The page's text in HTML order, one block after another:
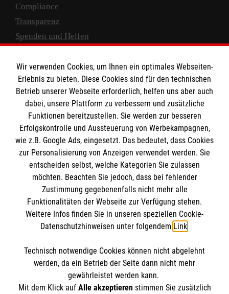
Compliance
Transparenz
Spenden und Helfen
Empfänger: Malteser Hilfsdienst e.V.
IBAN: DE10 3706 0120 1201 2000 12
BIC: GENODED 1PA7
Newsletter abonnieren
Cookies verwalten|AGB|Impressum|Datenschutz
Barrierefreiheit |Kontakt| Sharepoint|Mediathek
Wir verwenden Cookies, um Ihnen ein optimales Webseiten-
Erlebnis zu bieten. Diese Cookies sind für den technischen
Betrieb unserer Webseite erforderlich, helfen uns aber auch
dabei, unsere Plattform zu verbessern und zusätzliche
Funktionen bereitzustellen. Sie werden zur besseren
Erfolgskontrolle und Aussteuerung von Werbekampagnen,
wie z.B. Google Ads, eingesetzt. Das bedeutet, dass Cookies
zur Personalisierung von Anzeigen verwendet werden. Sie
entscheiden selbst, welche Kategorien Sie zulassen
möchten. Beachten Sie jedoch, dass bei fehlender
Zustimmung gegebenenfalls nicht mehr alle
Funktionalitäten der Webseite zur Verfügung stehen.
Weitere Infos finden Sie in unseren speziellen Cookie-
Datenschutzhinweisen unter folgendem Link.
Technisch notwendige Cookies können nicht abgelehnt
werden, da ein Betrieb der Seite dann nicht mehr
gewährleistet werden kann.
Mit dem Klick auf Alle akzeptierenstimmen Sie zusätzlich